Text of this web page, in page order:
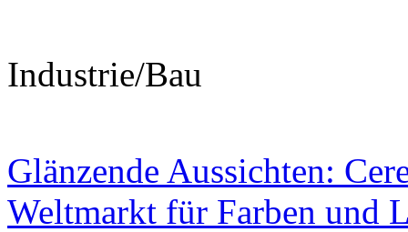
Industrie/Bau
Glänzende Aussichten:
Weltmarkt für Farben und